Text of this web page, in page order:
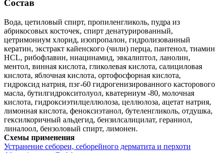
Состав
Вода, цетиловый спирт, пропиленгликоль, пудра из
абрикосовых косточек, спирт денатурированный,
цетримониум хлорид, изопропалон, гидролизованный
кератин, экстракт кайенского (чили) перца, пантенол, тиамин
HCL, рибофлавин, ниацинамид, эвкалиптол, ланолин,
ментол, винная кислота, гликолевая кислота, салициловая
кислота, яблочная кислота, ортофосфорная кислота,
гидроксид натрия, пэг-60 гидрогенизированного касторового
масла, бутилгидрокситолуол, кватерниум -80, молочная
кислота, гидроксиэтилцеллюлоза, целлюлоза, ацетат натрия,
лимонная кислота, феноксиэтанол, бутеленгликоль, отдушка,
гексилкоричный альдегид, бензилсалицилат, гераниол,
линалоол, бензоловый спирт, лимонен.
Схемы применения
Устранение себореи, себорейного дерматита и перхоти